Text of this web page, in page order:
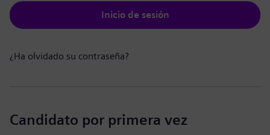
Inicio de sesión
¿Ha olvidado su contraseña?
Candidato por primera vez